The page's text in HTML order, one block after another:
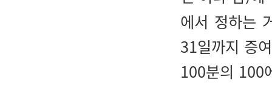
에서 정하는
31일까지 증
100분의 100